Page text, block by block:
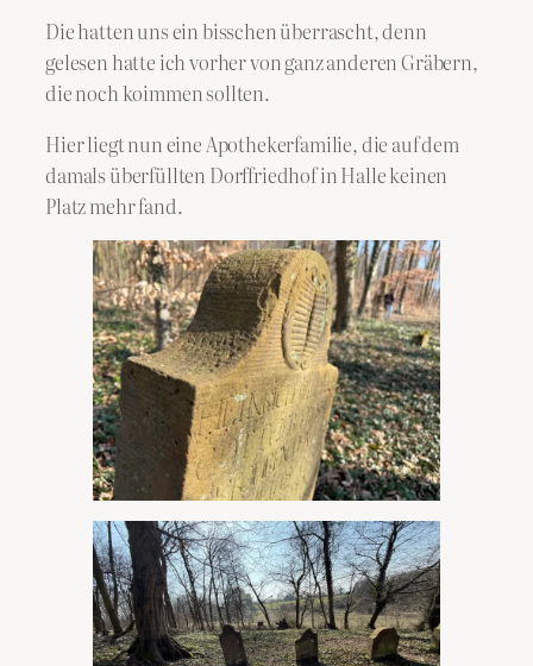
Die hatten uns ein bisschen überrascht, denn
gelesen hatte ich vorher von ganz anderen Gräbern,
die noch koimmen sollten.
Hier liegt nun eine Apothekerfamilie, die auf dem
damals überfüllten Dorffriedhof in Halle keinen
Platz mehr fand.